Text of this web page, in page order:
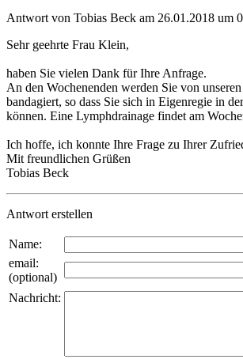
Antwort von Tobias Beck am 26.01.2018 um
Sehr geehrte Frau Klein,
haben Sie vielen Dank für Ihre Anfrage.
An den Wochenenden werden Sie von
bandagiert, so dass Sie sich in Eigenregie in
können. Eine Lymphdrainage findet am
Ich hoffe, ich konnte Ihre Frage zu Ihrer
Mit freundlichen Grüßen
Tobias Beck
Antwort erstellen
Name:
email:
(optional)
Nachricht: